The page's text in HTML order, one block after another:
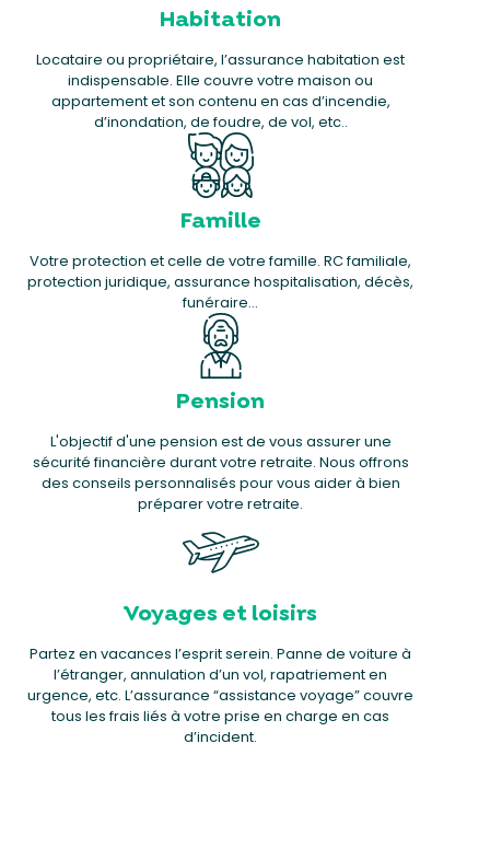
Habitation
Locataire ou propriétaire, l’assurance habitation est
indispensable. Elle couvre votre maison ou
appartement et son contenu en cas d’incendie,
d’inondation, de foudre, de vol, etc..
Famille
Votre protection et celle de votre famille. RC familiale,
protection juridique, assurance hospitalisation, décès,
funéraire…
Pension
L'objectif d'une pension est de vous assurer une
sécurité financière durant votre retraite. Nous offrons
des conseils personnalisés pour vous aider à bien
préparer votre retraite.
Voyages et loisirs
Partez en vacances l’esprit serein. Panne de voiture à
l’étranger, annulation d’un vol, rapatriement en
urgence, etc. L’assurance “assistance voyage” couvre
tous les frais liés à votre prise en charge en cas
d’incident.